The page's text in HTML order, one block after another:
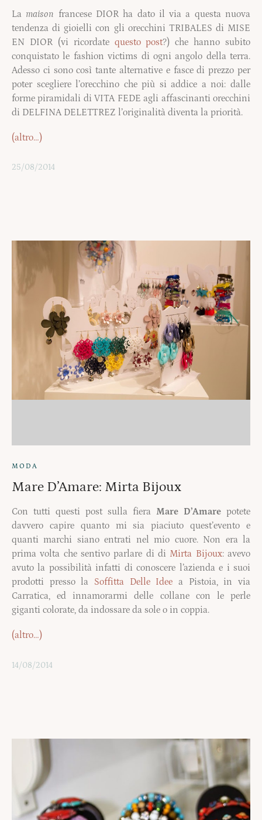
La maison francese DIOR ha dato il via a questa nuova
tendenza di gioielli con gli orecchini TRIBALES di MISE
EN DIOR (vi ricordate questo post?) che hanno subito
conquistato le fashion victims di ogni angolo della terra.
Adesso ci sono così tante alternative e fasce di prezzo per
poter scegliere l’orecchino che più si addice a noi: dalle
forme piramidali di VITA FEDE agli affascinanti orecchini
di DELFINA DELETTREZ l’originalità diventa la priorità.
(altro…)
25/08/2014
MODA
Mare D’Amare: Mirta Bijoux
Con tutti questi post sulla fiera Mare D’Amare potete
davvero capire quanto mi sia piaciuto quest’evento e
quanti marchi siano entrati nel mio cuore. Non era la
prima volta che sentivo parlare di di Mirta Bijoux: avevo
avuto la possibilità infatti di conoscere l’azienda e i suoi
prodotti presso la Soffitta Delle Idee a Pistoia, in via
Carratica, ed innamorarmi delle collane con le perle
giganti colorate, da indossare da sole o in coppia.
(altro…)
14/08/2014